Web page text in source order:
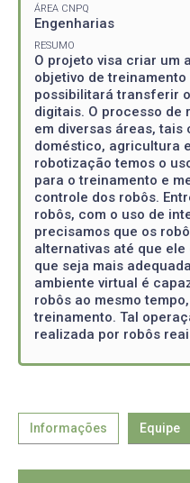
ÁREA CNPQ
Engenharias
RESUMO
O projeto visa criar um
objetivo de treinamento
possibilitará transferir
digitais. O processo de
em diversas áreas,
doméstico, agricultura
robotização temos o
para o treinamento e
controle dos robôs.
robôs, com o uso de
precisamos que os
alternativas até que
que seja mais
ambiente virtual é
robôs ao mesmo
treinamento. Tal
realizada por robôs
Informações Equipe